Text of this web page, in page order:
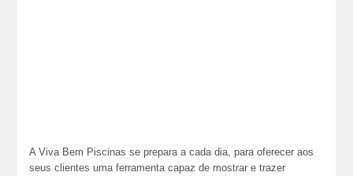
A Viva Bem Piscinas se prepara a cada dia, para oferecer aos
seus clientes uma ferramenta capaz de mostrar e trazer